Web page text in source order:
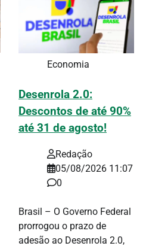
Economia
Desenrola 2.0:
Descontos de até 90%
até 31 de agosto!
Redação
05/08/2026 11:07
0
Brasil – O Governo Federal
prorrogou o prazo de
adesão ao Desenrola 2.0,